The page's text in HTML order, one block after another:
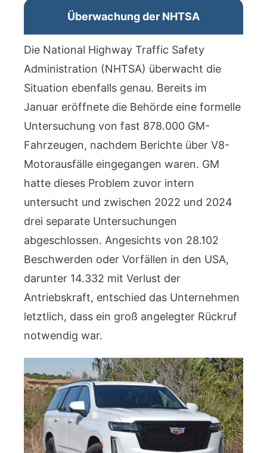
Überwachung der NHTSA
Die National Highway Traffic Safety
Administration (NHTSA) überwacht die
Situation ebenfalls genau. Bereits im
Januar eröffnete die Behörde eine formelle
Untersuchung von fast 878.000 GM-
Fahrzeugen, nachdem Berichte über V8-
Motorausfälle eingegangen waren. GM
hatte dieses Problem zuvor intern
untersucht und zwischen 2022 und 2024
drei separate Untersuchungen
abgeschlossen. Angesichts von 28.102
Beschwerden oder Vorfällen in den USA,
darunter 14.332 mit Verlust der
Antriebskraft, entschied das Unternehmen
letztlich, dass ein groß angelegter Rückruf
notwendig war.